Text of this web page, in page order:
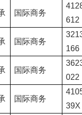
国际商务
612
国际商务
166
国际商务
022
国际商务
39X